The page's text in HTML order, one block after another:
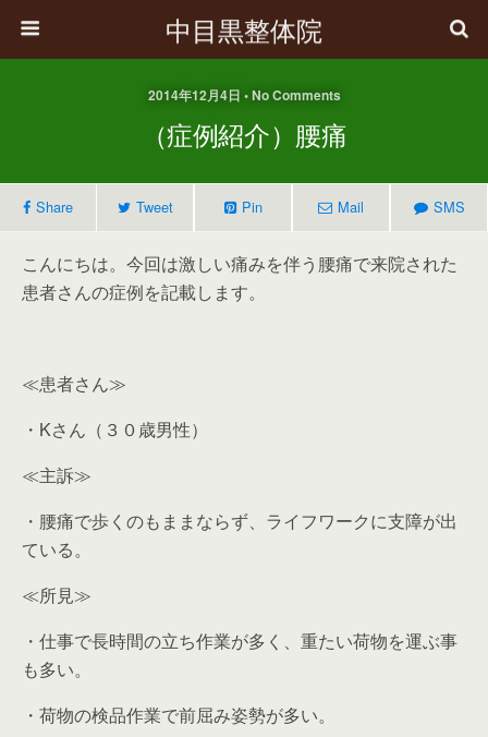
中目黒整体院
2014年12月4日 • No Comments
（症例紹介）腰痛
Share Tweet Pin Mail SMS
こんにちは。今回は激しい痛みを伴う腰痛で来院された
患者さんの症例を記載します。
≪患者さん≫
・Kさん（３０歳男性）
≪主訴≫
・腰痛で歩くのもままならず、ライフワークに支障が出
ている。
≪所見≫
・仕事で長時間の立ち作業が多く、重たい荷物を運ぶ事
も多い。
・荷物の検品作業で前屈み姿勢が多い。